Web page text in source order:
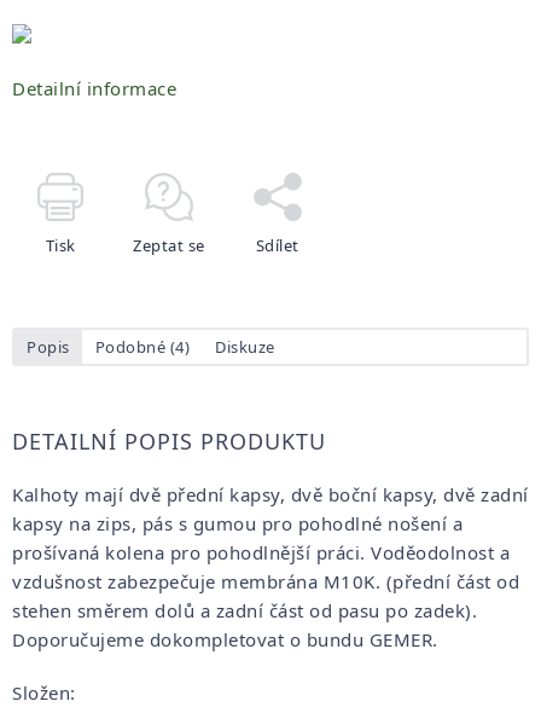
Detailní informace
Tisk Zeptat se Sdílet
Popis Podobné (4) Diskuze
DETAILNÍ POPIS PRODUKTU
Kalhoty mají dvě přední kapsy, dvě boční kapsy, dvě zadní
kapsy na zips, pás s gumou pro pohodlné nošení a
prošívaná kolena pro pohodlnější práci. Voděodolnost a
vzdušnost zabezpečuje membrána M10K. (přední část od
stehen směrem dolů a zadní část od pasu po zadek).
Doporučujeme dokompletovat o bundu GEMER.
Složen: